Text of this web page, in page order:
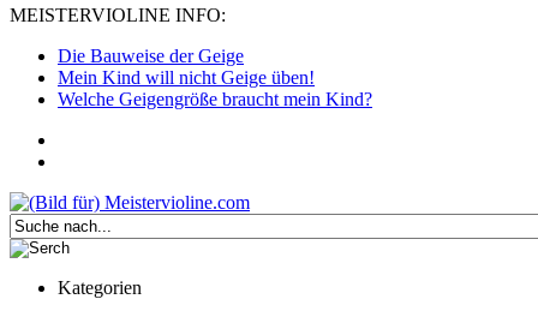
MEISTERVIOLINE INFO:
Die Bauweise der Geige
Mein Kind will nicht Geige üben!
Welche Geigengröße braucht mein Kind?
Kategorien